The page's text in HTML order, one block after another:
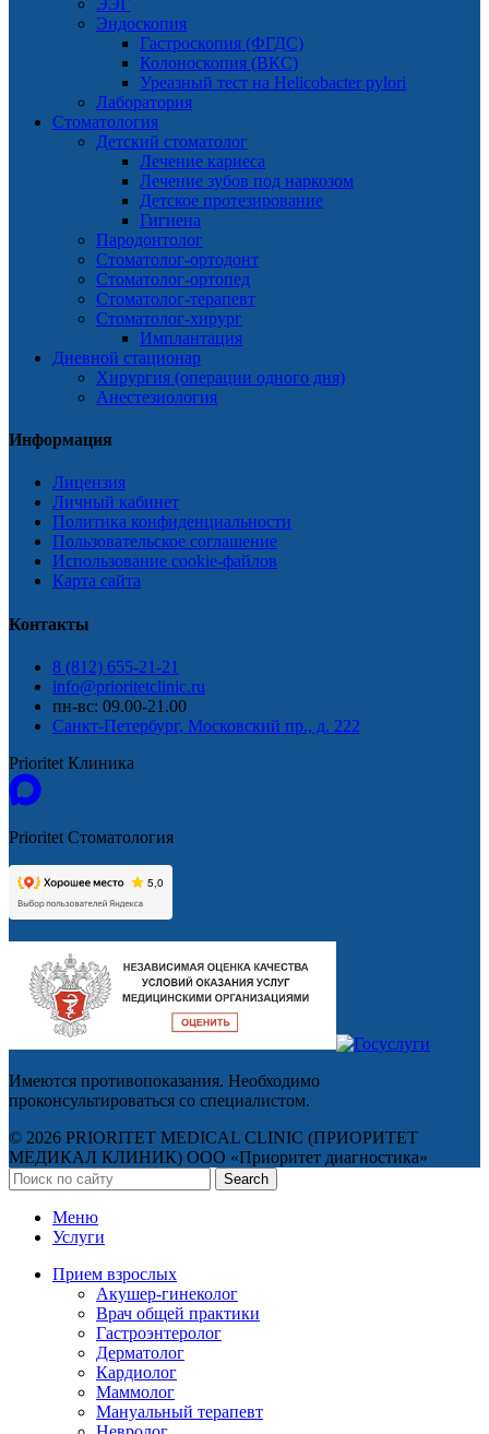
ЭЭГ
Эндоскопия
Гастроскопия (ФГДС)
Колоноскопия (ВКС)
Уреазный тест на Helicobacter pylori
Лаборатория
Стоматология
Детский стоматолог
Лечение кариеса
Лечение зубов под наркозом
Детское протезирование
Гигиена
Пародонтолог
Стоматолог-ортодонт
Стоматолог-ортопед
Стоматолог-терапевт
Стоматолог-хирург
Имплантация
Дневной стационар
Хирургия (операции одного дня)
Анестезиология
Информация
Лицензия
Личный кабинет
Политика конфиденциальности
Пользовательское соглашение
Использование cookie-файлов
Карта сайта
Контакты
8 (812) 655-21-21
info@prioritetclinic.ru
пн-вс: 09.00-21.00
Санкт-Петербург, Московский пр., д. 222
Prioritet Клиника
Prioritet Стоматология
Имеются противопоказания. Необходимо
проконсультироваться со специалистом.
© 2026 PRIORITET MEDICAL CLINIC (ПРИОРИТЕТ
МЕДИКАЛ КЛИНИК) ООО «Приоритет диагностика»
Search
Меню
Услуги
Прием взрослых
Акушер-гинеколог
Врач общей практики
Гастроэнтеролог
Дерматолог
Кардиолог
Маммолог
Мануальный терапевт